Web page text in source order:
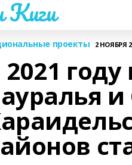
проекты 2 НОЯБРЯ
2021
и